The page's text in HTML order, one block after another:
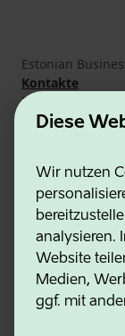
Diese
Wir nutzen
analysieren.
Website
Medien,
ggf. mit
Estonian
Kontakte